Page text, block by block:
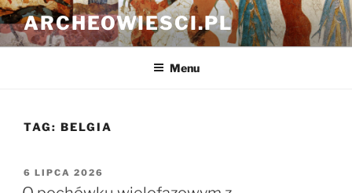
Przejdź
do
treści
ARCHEOWIESCI.PL
Menu
TAG: BELGIA
OPUBLIKOWANE
W
6 LIPCA 2026